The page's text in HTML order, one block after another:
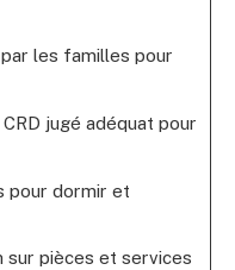
les familles pour
jugé adéquat pour
pour dormir et
sur pièces et services